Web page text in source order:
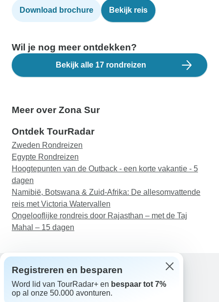
Download brochure Bekijk reis
Wil je nog meer ontdekken?
Bekijk alle 17 rondreizen
Meer over Zona Sur
Ontdek TourRadar
Zweden Rondreizen
Egypte Rondreizen
Hoogtepunten van de Outback - een korte vakantie - 5
dagen
Namibië, Botswana & Zuid-Afrika: De allesomvattende
reis met Victoria Watervallen
Ongelooflijke rondreis door Rajasthan – met de Taj
Mahal – 15 dagen
Hulp
Neem contact met ons op
Registreren en besparen
Word lid van TourRadar+ en bespaar tot 7%
op al onze 50.000 avonturen.